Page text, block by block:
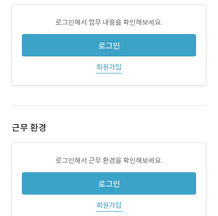
로그인해서 업무 내용을 확인해보세요.
로그인
회원가입
근무 환경
로그인해서 근무 환경을 확인해보세요.
로그인
회원가입